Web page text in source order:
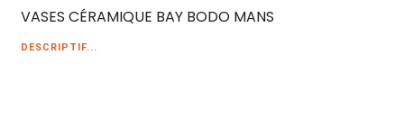
VASES CÉRAMIQUE BAY BODO MANS
DESCRIPTIF...